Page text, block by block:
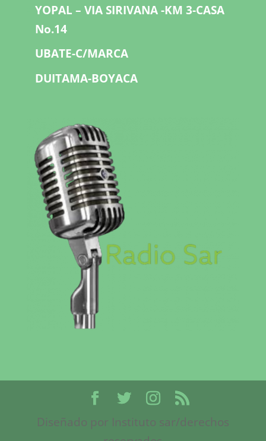
YOPAL – VIA SIRIVANA -KM 3-CASA
No.14
UBATE-C/MARCA
DUITAMA-BOYACA
Diseñado por Instituto sar/derechos